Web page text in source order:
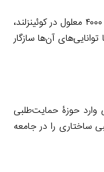
این سازمان در سال ۱۹۵۱ در کوئینزلند و برای حمایت از کودکان دارای معلولیت ذهنی تأسیس شد. بنیاد اندِور هم‌اکنون از بیش از ۴۰۰۰ معلول در کوئینزلند،
آن‌ها سازگار
وارد حوزۀ حمایت‌طلبی
ساختاری را در جامعه